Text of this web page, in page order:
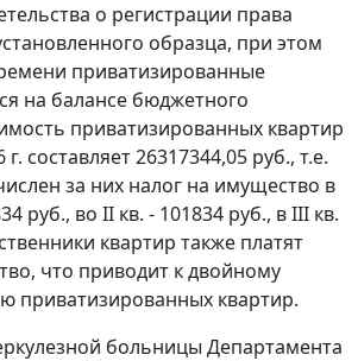
о регистрации права
образца, при этом
приватизированные
на балансе бюджетного
приватизированных квартир
составляет 26317344,05 руб., т.е.
за них налог на имущество в
руб., во II кв. - 101834 руб., в III кв.
квартир также платят
что приводит к двойному
приватизированных квартир.
больницы Департамента